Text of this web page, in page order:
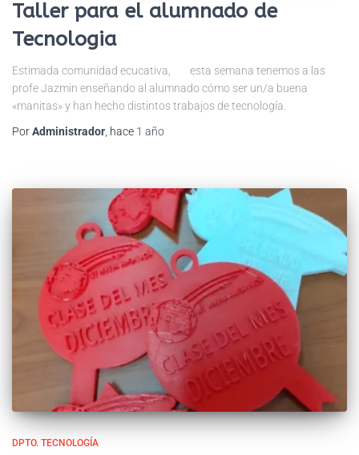
Taller para el alumnado de
Tecnologia
Estimada comunidad ecucativa, esta semana tenemos a las
profe Jazmin enseñando al alumnado cómo ser un/a buena
«manitas» y han hecho distintos trabajos de tecnología.
PorAdministrador, hace 1 año
DPTO. TECNOLOGÍA